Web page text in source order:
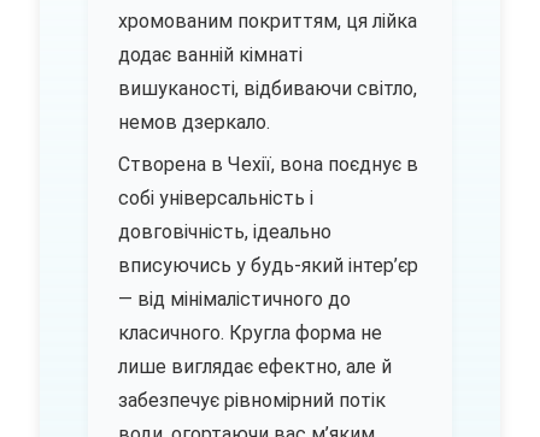
хромованим покриттям, ця лійка
додає ванній кімнаті
вишуканості, відбиваючи світло,
немов дзеркало.
Створена в Чехії, вона поєднує в
собі універсальність і
довговічність, ідеально
вписуючись у будь-який інтер’єр
— від мінімалістичного до
класичного. Кругла форма не
лише виглядає ефектно, але й
забезпечує рівномірний потік